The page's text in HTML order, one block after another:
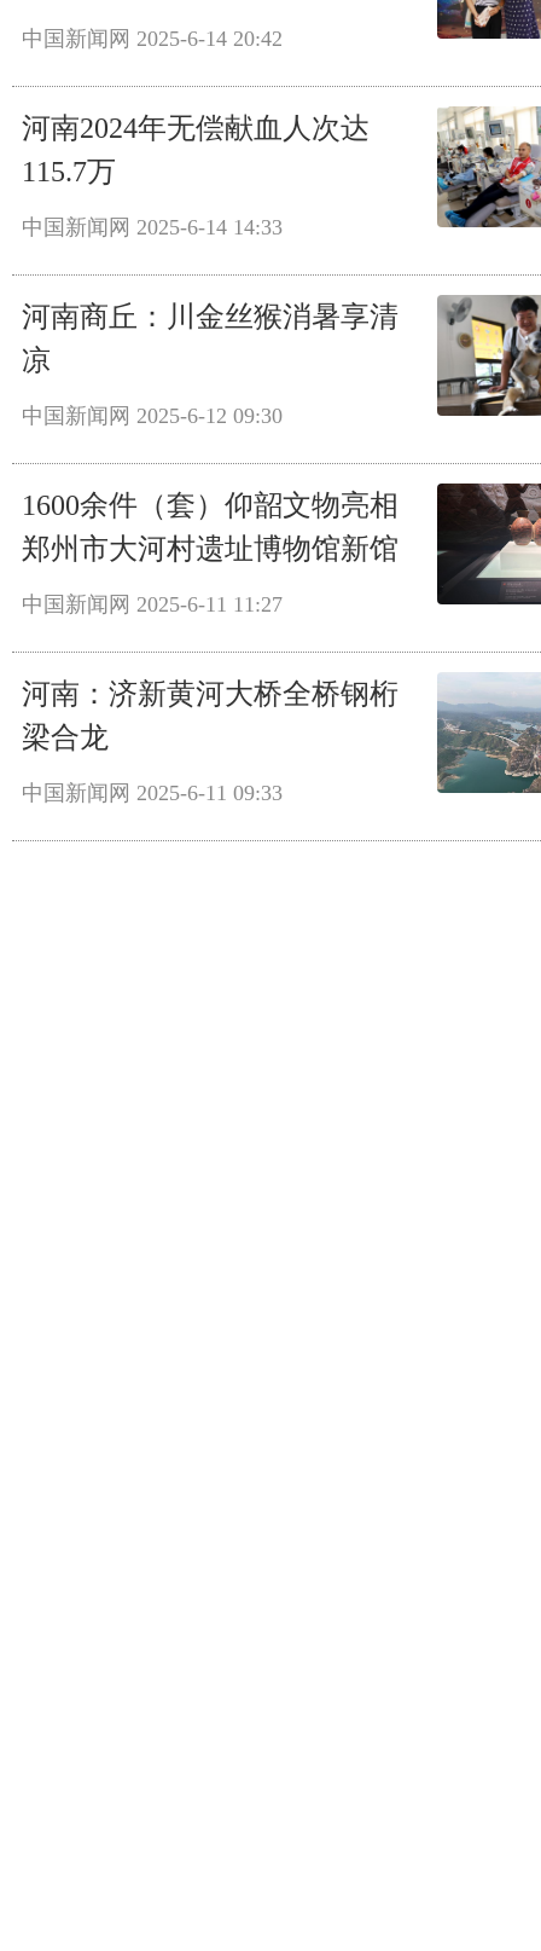
中国新闻网 2025-6-14 20:42
河南2024年无偿献血人次达
115.7万
中国新闻网 2025-6-14 14:33
河南商丘：川金丝猴消暑享清
凉
中国新闻网 2025-6-12 09:30
1600余件（套）仰韶文物亮相
郑州市大河村遗址博物馆新馆
中国新闻网 2025-6-11 11:27
河南：济新黄河大桥全桥钢桁
梁合龙
中国新闻网 2025-6-11 09:33